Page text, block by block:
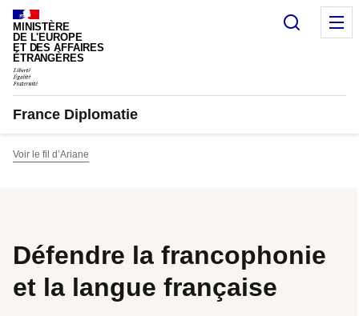
Panneau de gestion des cookies
MINISTÈRE
DE L'EUROPE
ET DES AFFAIRES
ÉTRANGÈRES
France Diplomatie
Voir le fil d’Ariane
Défendre la francophonie
et la langue française